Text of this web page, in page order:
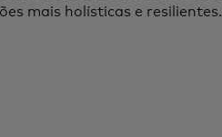
mais holísticas e resilientes.